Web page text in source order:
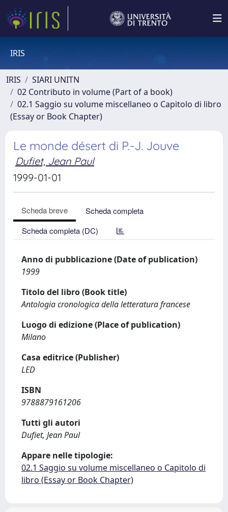
IRIS
IRIS
SIARI UNITN
02 Contributo in volume (Part of a book)
02.1 Saggio su volume miscellaneo o Capitolo di libro
(Essay or Book Chapter)
Le monde désert di P.-J. Jouve
Dufiet, Jean Paul
1999-01-01
Scheda breve
Scheda completa
Scheda completa (DC)
Anno di pubblicazione (Date of publication)
1999
Titolo del libro (Book title)
Antologia cronologica della letteratura francese
Luogo di edizione (Place of publication)
Milano
Casa editrice (Publisher)
LED
ISBN
9788879161206
Tutti gli autori
Dufiet, Jean Paul
Appare nelle tipologie:
02.1 Saggio su volume miscellaneo o Capitolo di
libro (Essay or Book Chapter)